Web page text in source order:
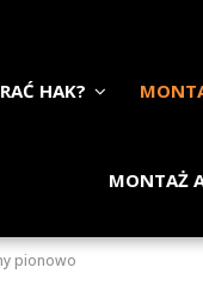
HAK?
MONTAŻ
pionowo